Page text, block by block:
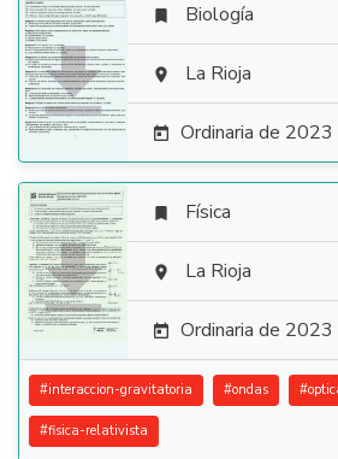

 Biología
 La Rioja
 Ordinaria de 2023

 Física
 La Rioja
 Ordinaria de 2023
#interaccion-gravitatoria #ondas #
#fisica-relativista